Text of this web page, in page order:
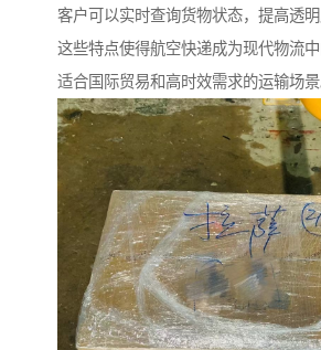
客户可以实时查询货物状态，提高透明
这些特点使得航空快递成为现代物流
适合国际贸易和高时效需求的运输场景